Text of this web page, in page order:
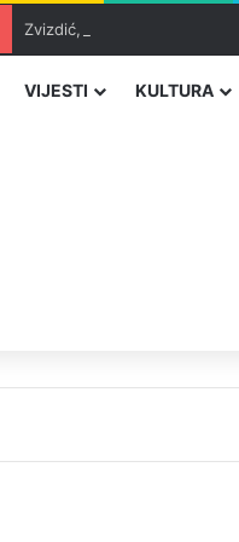
Zvizdić, Magazinović i
VIJESTI KULTURA